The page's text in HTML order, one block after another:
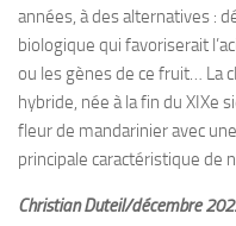
années, à des alternatives :
biologique qui favoriserait
ou les gènes de ce fruit… La
hybride, née à la fin du XIXe
fleur de mandarinier avec
principale caractéristique de
Christian Duteil/décembre